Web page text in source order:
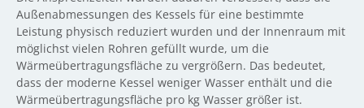
Außenabmessungen des Kessels für eine bestimmte
Leistung physisch reduziert wurden und der Innenraum mit
möglichst vielen Rohren gefüllt wurde, um die
Wärmeübertragungsfläche zu vergrößern. Das bedeutet,
dass der moderne Kessel weniger Wasser enthält und die
Wärmeübertragungsfläche pro kg Wasser größer ist.